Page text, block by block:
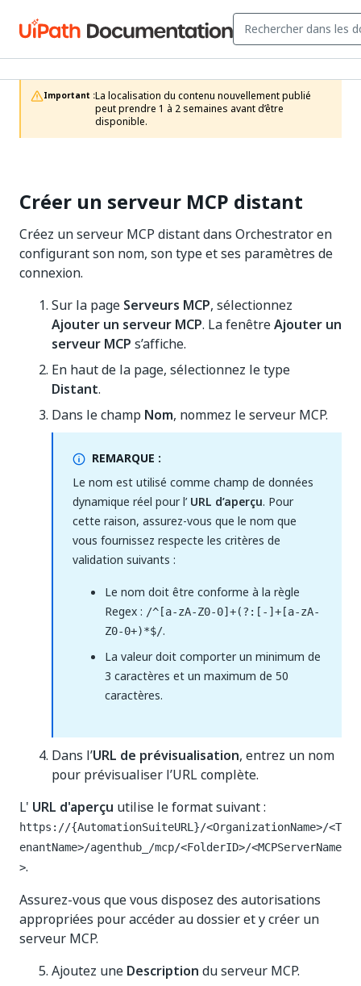
Important :La localisation du contenu nouvellement publié
peut prendre 1 à 2 semaines avant d’être
disponible.
Créer un serveur MCP distant
Créez un serveur MCP distant dans Orchestrator en
configurant son nom, son type et ses paramètres de
connexion.
Sur la page Serveurs MCP, sélectionnez
Ajouter un serveur MCP. La fenêtreAjouter un
serveur MCP s’affiche.
En haut de la page, sélectionnez le type
Distant.
Dans le champ Nom, nommez le serveur MCP.
REMARQUE :
Le nom est utilisé comme champ de données
dynamique réel pour l’URL d’aperçu. Pour
cette raison, assurez-vous que le nom que
vous fournissez respecte les critères de
validation suivants :
Le nom doit être conforme à la règle
Regex : /^[a-zA-Z0-0]+(?:[-]+[a-zA-
Z0-0+)*$/.
La valeur doit comporter un minimum de
3 caractères et un maximum de 50
caractères.
Dans l’URL de prévisualisation, entrez un nom
pour prévisualiser l’URL complète.
L' URL d'aperçu utilise le format suivant :
https://{AutomationSuiteURL}/<OrganizationName>/<T
enantName>/agenthub_/mcp/<FolderID>/<MCPServerName
>.
Assurez-vous que vous disposez des autorisations
appropriées pour accéder au dossier et y créer un
serveur MCP.
Ajoutez une Description du serveur MCP.